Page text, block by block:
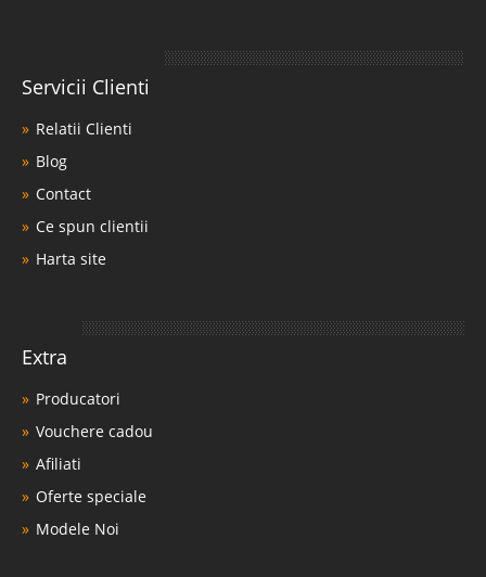
Servicii Clienti
Relatii Clienti
Blog
Contact
Ce spun clientii
Harta site
Extra
Producatori
Vouchere cadou
Afiliati
Oferte speciale
Modele Noi